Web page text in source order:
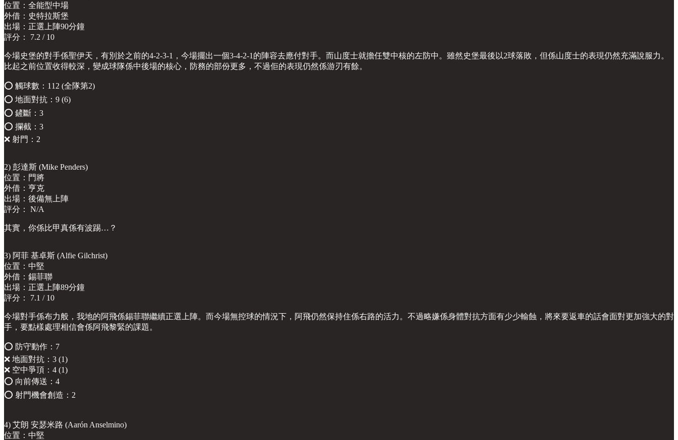
位置：全能型中場
外借：史特拉斯堡
出場：正選上陣90分鐘
評分： 7.2 / 10
今場史堡的對手係聖伊天，有別於之前的4-2-3-1，今場擺出一個3-4-2-1的陣容去應付對手。而山度士就擔任雙中核的左防中。雖然史堡最後以2球落敗，但係山度士的表現仍然充滿說服力。
比起之前位置收得較深，變成球隊係中後場的核心，防務的部份更多，不過佢的表現仍然係游刃有餘。
⭕️ 觸球數：112 (全隊第2)
⭕️ 地面對抗：9 (6)
⭕️ 鏟斷：3
⭕️ 攔截：3
❌ 射門：2
2) 彭達斯 (Mike Penders)
位置：門將
外借：亨克
出場：後備無上陣
評分： N/A
其實，你係比甲真係有波踢…？
3) 阿菲 基卓斯 (Alfie Gilchrist)
位置：中堅
外借：錫菲聯
出場：正選上陣89分鐘
評分： 7.1 / 10
今場對手係布力般，我地的阿飛係錫菲聯繼續正選上陣。而今場無控球的情況下，阿飛仍然保持住係右路的活力。不過略嫌係身體對抗方面有少少輸蝕，將來要返車的話會面對更加強大的對
手，要點樣處理相信會係阿飛黎緊的課題。
⭕️ 防守動作：7
❌ 地面對抗：3 (1)
❌ 空中爭頂：4 (1)
⭕️ 向前傳送：4
⭕️ 射門機會創造：2
4) 艾朗 安瑟米路 (Aarón Anselmino)
位置：中堅